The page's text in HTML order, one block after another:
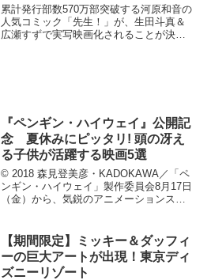
累計発行部数570万部突破する河原和音の
人気コミック「先生！」が、生田斗真＆
広瀬すずで実写映画化されることが決定
『ペンギン・ハイウェイ』公開記
念 夏休みにピッタリ! 頭の冴え
る子供が活躍する映画5選
© 2018 森見登美彦・KADOKAWA／「ペ
ンギン・ハイウェイ」製作委員会8月17日
（金）から、気鋭のアニメーションスタ
ァンタジー映画『ペンギン・ハイウェ
イ』が全国...
【期間限定】ミッキー＆ダッフィ
ーの巨大アートが出現！東京ディ
ズニーリゾート